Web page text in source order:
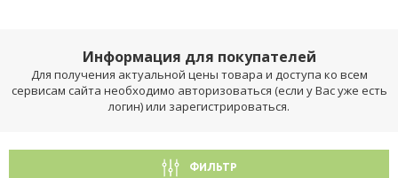
Информация для покупателей
Для получения актуальной цены товара и доступа ко всем
сервисам сайта необходимо авторизоваться (если у Вас уже есть
логин) или зарегистрироваться.
ФИЛЬТР